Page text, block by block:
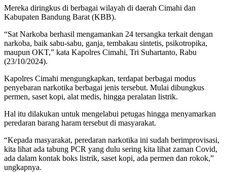
Mereka diringkus di berbagai wilayah di daerah Cimahi dan
Kabupaten Bandung Barat (KBB).
“Sat Narkoba berhasil mengamankan 24 tersangka terkait dengan
narkoba, baik sabu-sabu, ganja, tembakau sintetis, psikotropika,
maupun OKT,” kata Kapolres Cimahi, Tri Suhartanto, Rabu
(23/10/2024).
Kapolres Cimahi mengungkapkan, terdapat berbagai modus
penyebaran narkotika berbagai jenis tersebut. Mulai dibungkus
permen, saset kopi, alat medis, hingga peralatan listrik.
Hal itu dilakukan untuk mengelabui petugas hingga menyamarkan
peredaran barang haram tersebut di masyarakat.
“Kepada masyarakat, peredaran narkotika ini sudah berimprovisasi,
kita lihat ada tabung PCR yang dulu sering kita lihat zaman Covid,
ada dalam kontak boks listrik, saset kopi, ada permen dan rokok,”
ungkapnya.